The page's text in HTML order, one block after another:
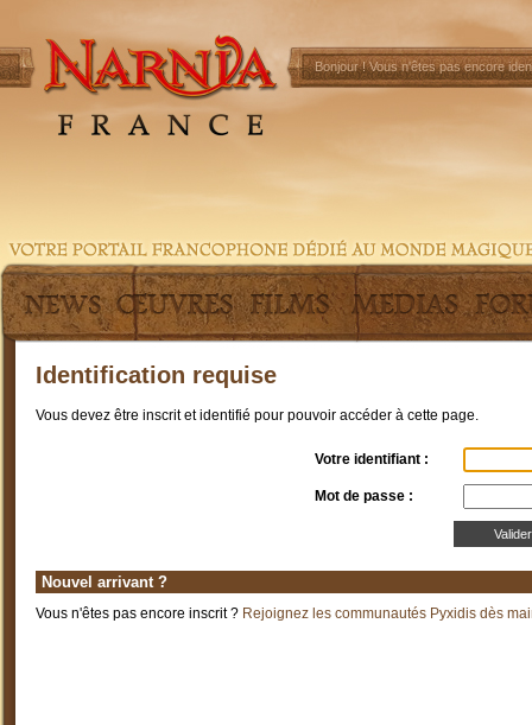
Bonjour !Vous n'êtes pas encore
Identification requise
Vous devez être inscrit et identifié pour pouvoir accéder à cette page.
Votre identifiant :
Mot de passe :
Nouvel arrivant ?
Vous n'êtes pas encore inscrit ? Rejoignez les communautés Pyxidis dès